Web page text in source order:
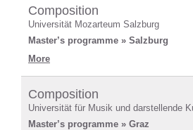
Composition
Universität Mozarteum Salzburg
Master’s programme » Salzburg
More
Composition
Universität für Musik und darstellende
Master’s programme » Graz